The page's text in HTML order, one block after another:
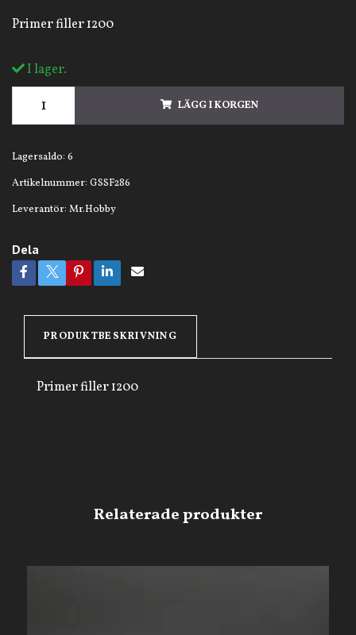
Primer filler 1200
I lager.
LÄGG I KORGEN
Lagersaldo: 6
Artikelnummer: GSSF286
Leverantör: Mr.Hobby
Dela
PRODUKTBESKRIVNING
Primer filler 1200